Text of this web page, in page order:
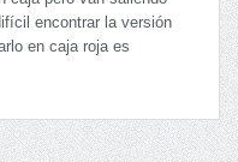
encontrar la versión
en caja roja es